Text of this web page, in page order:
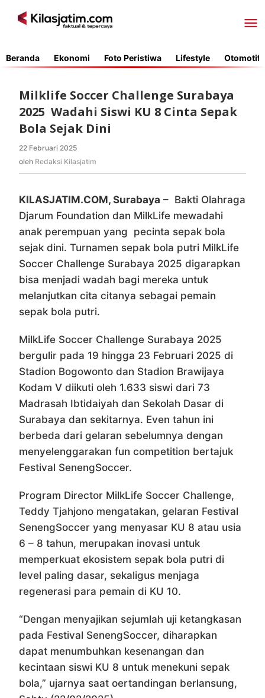
Beranda Ekonomi Foto Peristiwa Lifestyle Otomotif
Milklife Soccer Challenge Surabaya
2025 Wadahi Siswi KU 8 Cinta Sepak
Bola Sejak Dini
22 Februari 2025
Redaksi
oleh Redaksi Kilasjatim
KILASJATIM.COM, Surabaya – Bakti Olahraga
Djarum Foundation dan MilkLife mewadahi
anak perempuan yang pecinta sepak bola
sejak dini. Turnamen sepak bola putri MilkLife
Soccer Challenge Surabaya 2025 digarapkan
bisa menjadi wadah bagi mereka untuk
melanjutkan cita citanya sebagai pemain
sepak bola putri.
MilkLife Soccer Challenge Surabaya 2025
bergulir pada 19 hingga 23 Februari 2025 di
Stadion Bogowonto dan Stadion Brawijaya
Kodam V diikuti oleh 1.633 siswi dari 73
Madrasah Ibtidaiyah dan Sekolah Dasar di
Surabaya dan sekitarnya. Even tahun ini
berbeda dari gelaran sebelumnya dengan
menyelenggarakan fun competition bertajuk
Festival SenengSoccer.
Program Director MilkLife Soccer Challenge,
Teddy Tjahjono mengatakan, gelaran Festival
SenengSoccer yang menyasar KU 8 atau usia
6 – 8 tahun, merupakan inovasi untuk
memperkuat ekosistem sepak bola putri di
level paling dasar, sekaligus menjaga
regenerasi para pemain di KU 10.
“Dengan menyajikan sejumlah uji ketangkasan
pada Festival SenengSoccer, diharapkan
dapat menumbuhkan kesenangan dan
kecintaan siswi KU 8 untuk menekuni sepak
bola,” ujarnya saat oertandingan berlansung,